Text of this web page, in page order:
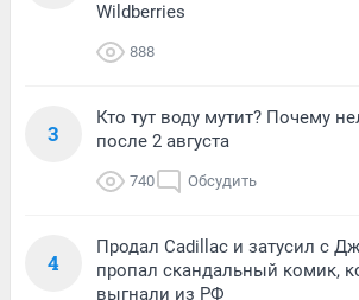
Wildberries
888
3
Кто тут воду мутит? Почему
после 2 августа
740 Обсудить
4
Продал Cadillac и затусил с
пропал скандальный комик,
выгнали из РФ